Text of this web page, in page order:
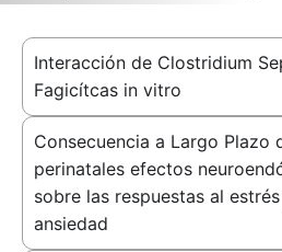
Interacción de Clostridium
Fagicítcas in vitro
Consecuencia a Largo Plazo
perinatales efectos
sobre las respuestas al
ansiedad